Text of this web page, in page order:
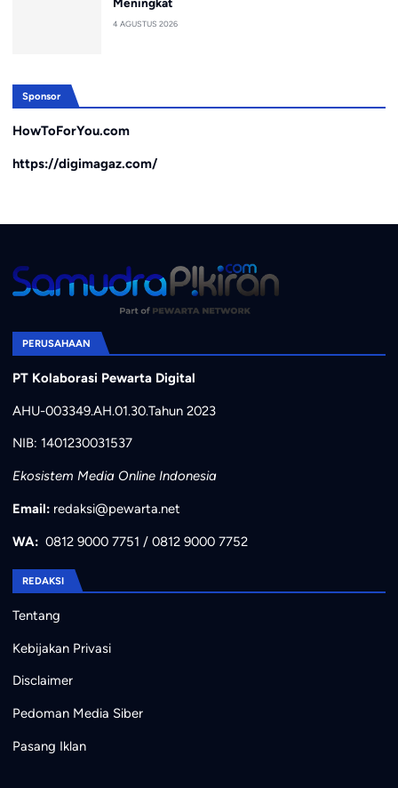
4 AGUSTUS 2026
Sponsor
HowToForYou.com
https://digimagaz.com/
PERUSAHAAN
PT Kolaborasi Pewarta Digital
AHU-003349.AH.01.30.Tahun 2023
NIB: 1401230031537
Ekosistem Media Online Indonesia
Email: redaksi@pewarta.net
WA: 0812 9000 7751 / 0812 9000 7752
REDAKSI
Tentang
Kebijakan Privasi
Disclaimer
Pedoman Media Siber
Pasang Iklan